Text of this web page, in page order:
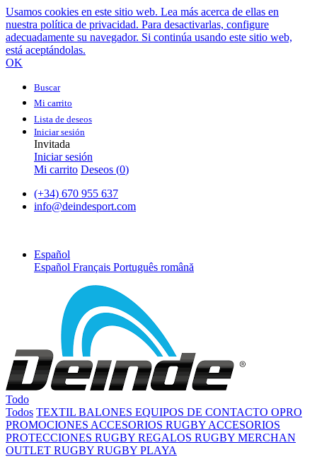
Usamos cookies en este sitio web. Lea más acerca de ellas en
nuestra política de privacidad. Para desactivarlas, configure
adecuadamente su navegador. Si continúa usando este sitio web,
está aceptándolas.
OK
Buscar
Mi carrito
Lista de deseos
Iniciar sesión
Invitada
Iniciar sesión
Mi carrito Deseos (0)
(+34) 670 955 637
info@deindesport.com
Español
Español Français Português română
Todo
Todos TEXTIL BALONES EQUIPOS DE CONTACTO OPRO
PROMOCIONES ACCESORIOS RUGBY ACCESORIOS
PROTECCIONES RUGBY REGALOS RUGBY MERCHAN
OUTLET RUGBY RUGBY PLAYA